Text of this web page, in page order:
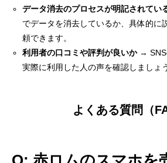
データ消去のプロセスが明記されてい
でデータを消去しているか、具体的に
頼できます。
利用者の口コミや評判が良いか→ SNS
実際に利用した人の声を確認しましょ
よくある質問（